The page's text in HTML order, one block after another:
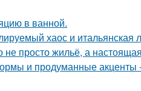
в ванной.
хаос и итальянская
просто жильё, а
и продуманные акценты